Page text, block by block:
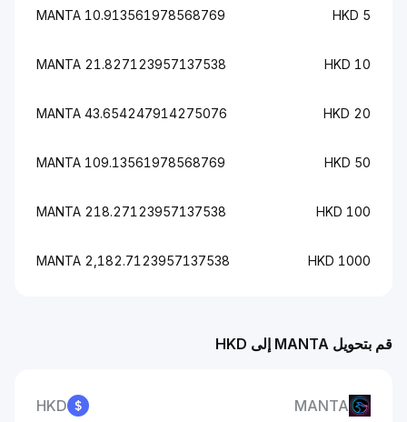
قم بتحويل MANTA إلى HKD
MANTA
HKD
5 HKD
10.913561978568769 MANTA
10 HKD
21.827123957137538 MANTA
20 HKD
43.654247914275076 MANTA
50 HKD
109.13561978568769 MANTA
100 HKD
218.27123957137538 MANTA
1000 HKD
2,182.7123957137538 MANTA